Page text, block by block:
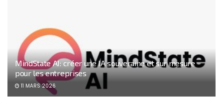
MindState AI: créer une IA souveraine et sur mesure
pour les entreprises
11 MARS 2026